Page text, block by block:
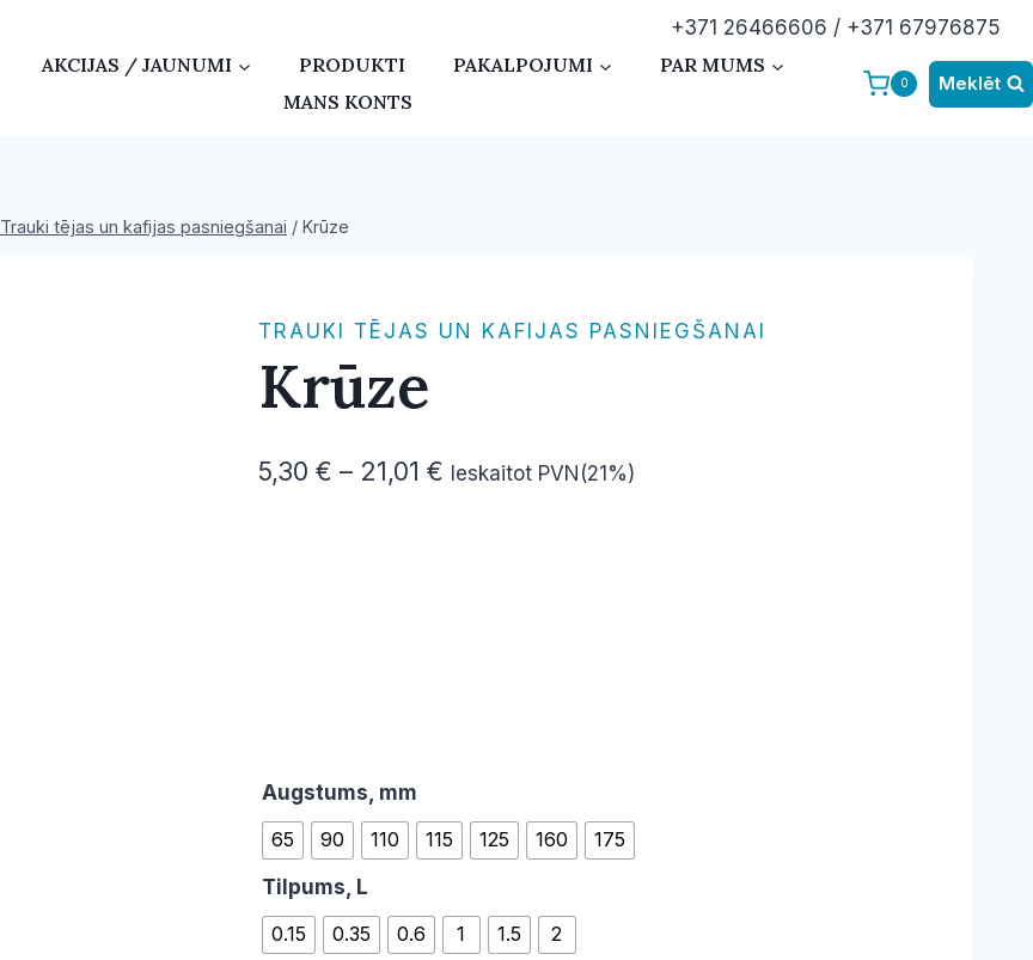
+371 26466606 / +371 67976875
AKCIJAS / JAUNUMI PRODUKTI PAKALPOJUMI
PAR MUMS
MANS KONTS
0 Meklēt
Trauki tējas un kafijas pasniegšanai / Krūze
TRAUKI TĒJAS UN KAFIJAS PASNIEGŠANAI
Krūze
5,30 € – 21,01 €Price
Ieskaitot PVN(21%)
Augstums, mm
65
90 110 115 125 160
175
Tilpums, L
0.15
0.35 0.6 1 1.5
2